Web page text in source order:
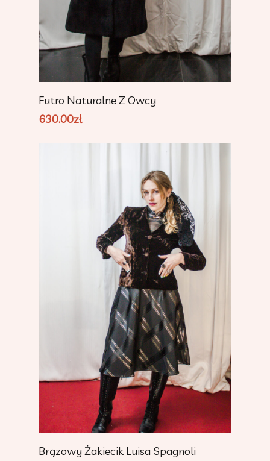
Dodaj Do Koszyka
Futro Naturalne Z Owcy
630.00zł
Dodaj Do Koszyka
Brązowy Żakiecik Luisa Spagnoli